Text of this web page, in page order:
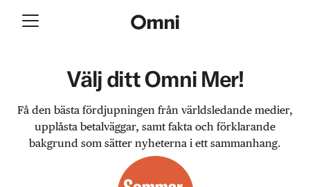
Välj ditt Omni Mer!
Få den bästa fördjupningen från världsledande medier,
upplåsta betalväggar, samt fakta och förklarande
bakgrund som sätter nyheterna i ett sammanhang.